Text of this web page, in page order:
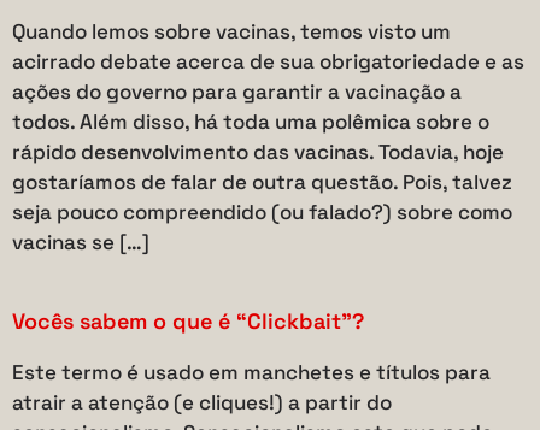
Quando lemos sobre vacinas, temos visto um
acirrado debate acerca de sua obrigatoriedade e as
ações do governo para garantir a vacinação a
todos. Além disso, há toda uma polêmica sobre o
rápido desenvolvimento das vacinas. Todavia, hoje
gostaríamos de falar de outra questão. Pois, talvez
seja pouco compreendido (ou falado?) sobre como
vacinas se […]
Vocês sabem o que é “Clickbait”?
Este termo é usado em manchetes e títulos para
atrair a atenção (e cliques!) a partir do